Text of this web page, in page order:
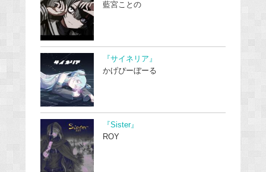
藍宮ことの
『サイネリア』
かげぴーぼーる
『Sister』
ROY